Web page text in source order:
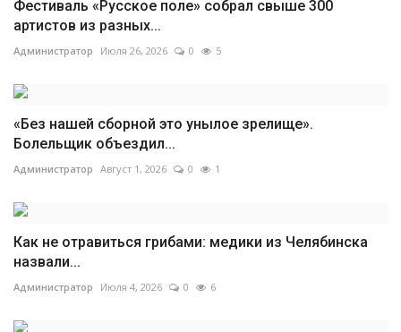
Фестиваль «Русское поле» собрал свыше 300
артистов из разных...
Администратор Июля 26, 2026 0 5
«Без нашей сборной это унылое зрелище».
Болельщик объездил...
Администратор Август 1, 2026 0 1
Как не отравиться грибами: медики из Челябинска
назвали...
Администратор Июля 4, 2026 0 6